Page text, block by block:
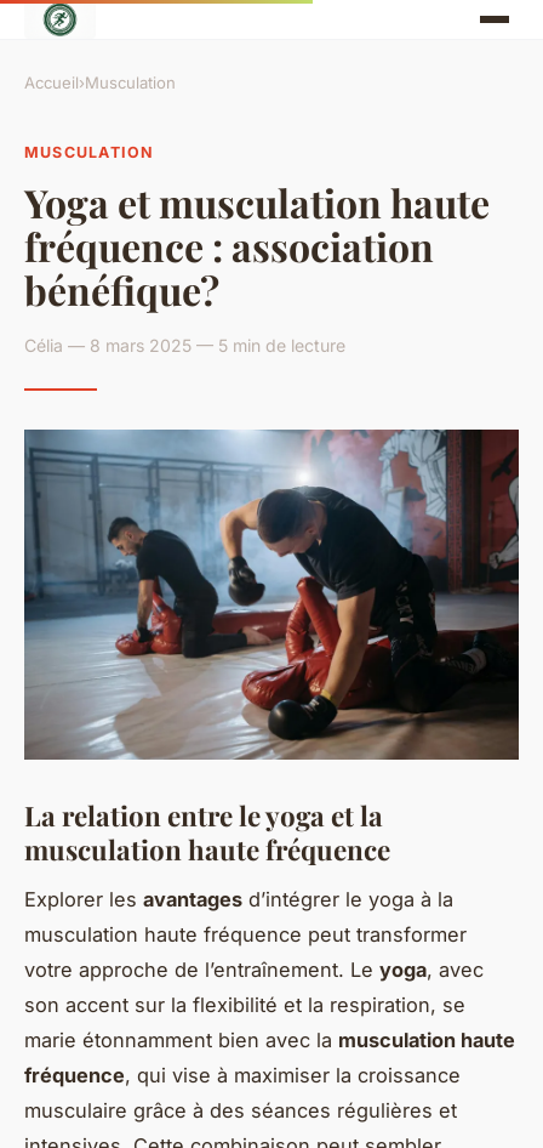
Accueil›Musculation
MUSCULATION
Yoga et musculation haute
fréquence : association
bénéfique?
Célia — 8 mars 2025 — 5 min de lecture
La relation entre le yoga et la
musculation haute fréquence
Explorer les avantages d’intégrer le yoga à la
musculation haute fréquence peut transformer
votre approche de l’entraînement. Le yoga, avec
son accent sur la flexibilité et la respiration, se
marie étonnamment bien avec la musculation haute
fréquence, qui vise à maximiser la croissance
musculaire grâce à des séances régulières et